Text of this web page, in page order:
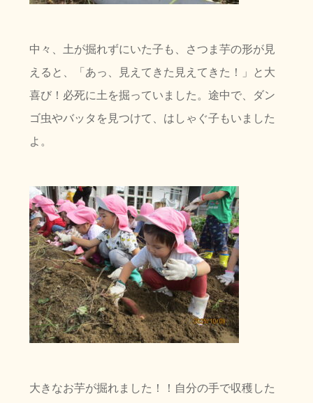
中々、土が掘れずにいた子も、さつま芋の形が見
えると、「あっ、見えてきた見えてきた！」と大
喜び！必死に土を掘っていました。途中で、ダン
ゴ虫やバッタを見つけて、はしゃぐ子もいました
よ。
大きなお芋が掘れました！！自分の手で収穫した